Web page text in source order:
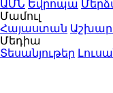
ԱՄՆ Եվրոպա
Մամուլ
Հայաստան
Մեդիա
Տեսանյութեր